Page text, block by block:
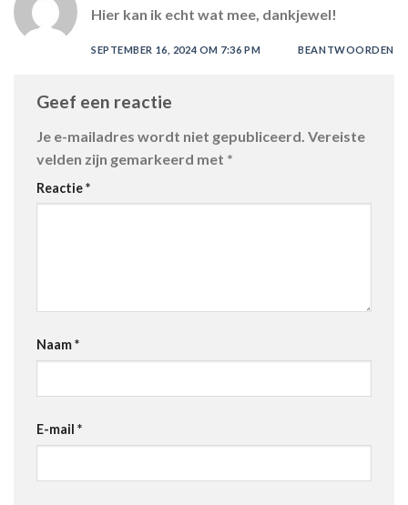
Hier kan ik echt wat mee, dankjewel!
SEPTEMBER 16, 2024 OM 7:36 PM BEANTWOORDEN
Geef een reactie
Je e-mailadres wordt niet gepubliceerd. Vereiste
velden zijn gemarkeerd met *
Reactie*
Naam*
E-mail *